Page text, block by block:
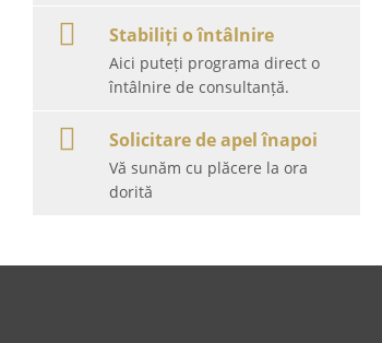
Stabiliți o întâlnire
Aici puteți programa direct o
întâlnire de consultanță.
Solicitare de apel înapoi
Vă sunăm cu plăcere la ora
dorită